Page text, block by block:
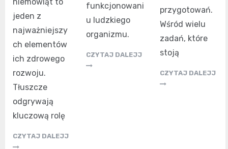
jeden z
najważniejszy
ch elementów
ich zdrowego
rozwoju.
Tłuszcze
odgrywają
kluczową rolę
CZYTAJ DALEJJ
funkcjonowani
u ludzkiego
organizmu.
CZYTAJ DALEJJ
przygotowań.
Wśród wielu
zadań, które
stoją
CZYTAJ DALEJJ